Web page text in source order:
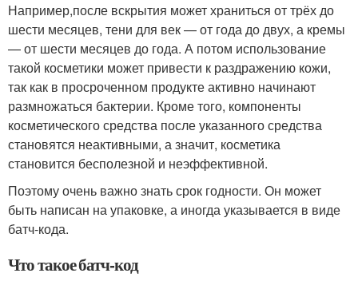
Например,после вскрытия может храниться от трёх до
шести месяцев, тени для век — от года до двух, а кремы
— от шести месяцев до года. А потом использование
такой косметики может привести к раздражению кожи,
так как в просроченном продукте активно начинают
размножаться бактерии. Кроме того, компоненты
косметического средства после указанного средства
становятся неактивными, а значит, косметика
становится бесполезной и неэффективной.
Поэтому очень важно знать срок годности. Он может
быть написан на упаковке, а иногда указывается в виде
батч-кода.
Что такое батч-код